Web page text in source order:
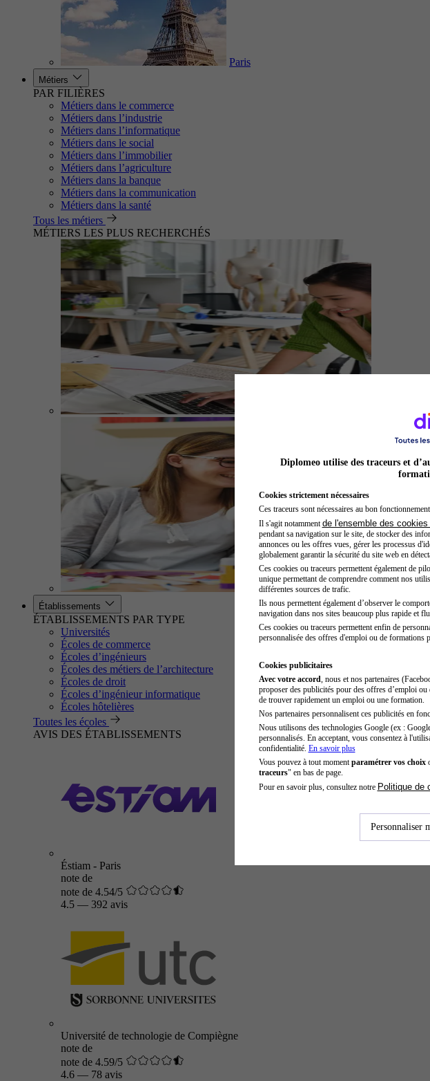
Paris
Métiers
PAR FILIÈRES
Métiers dans le commerce
Métiers dans l’industrie
Métiers dans l’informatique
Métiers dans le social
Métiers dans l’immobilier
Métiers dans l’agriculture
Métiers dans la banque
Métiers dans la communication
Métiers dans la santé
Tous les métiers
MÉTIERS LES PLUS RECHERCHÉS
Entrepreneur
Établissements
ÉTABLISSEMENTS PAR TYPE
Universités
Écoles de commerce
Écoles d’ingénieurs
Écoles des métiers de l’architecture
Écoles de droit
Écoles d’ingénieur informatique
Écoles hôtelières
Toutes les écoles
AVIS DES ÉTABLISSEMENTS
Éstiam - Paris
note de
note de 4.54/5
4.5 — 392 avis
Université de technologie de Compiègne
note de
note de 4.59/5
4.6 — 78 avis
Diplomeo utilise des traceurs et
Cookies strictement nécessaires
Ces traceurs sont nécessaires au bon
Il s'agit notamment de l'ensemble des cookies
pendant sa navigation sur le site, de stocker des
annonces ou les offres vues, gérer les processus
globalement garantir la sécurité du site web en
Ces cookies ou traceurs permettent également de
unique permettant de comprendre comment nos
différentes sources de trafic.
Ils nous permettent également d’observer le
navigation dans nos sites beaucoup plus rapide et
Ces cookies ou traceurs permettent enfin de
personnalisée des offres d'emploi ou de formations
Cookies publicitaires
Avec votre accord , nous et nos partenaires
proposer des publicités pour des offres d’emploi
de trouver rapidement un emploi ou une formation.
Nos partenaires personnalisent ces publicités en
Nous utilisons des technologies Google (ex :
personnalisés. En acceptant, vous consentez à
confidentialité. En savoir plus
Vous pouvez à tout moment paramétrer vos choix
traceurs" en bas de page.
Pour en savoir plus, consultez notre Politique de
Personnaliser